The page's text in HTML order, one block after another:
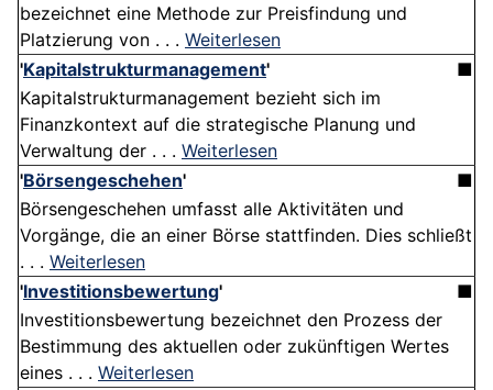
bezeichnet eine Methode zur Preisfindung und
Platzierung von . . . Weiterlesen
'Kapitalstrukturmanagement'
■
Kapitalstrukturmanagement bezieht sich im
Finanzkontext auf die strategische Planung und
Verwaltung der . . . Weiterlesen
'Börsengeschehen'
■
Börsengeschehen umfasst alle Aktivitäten und
Vorgänge, die an einer Börse stattfinden. Dies schließt
. . . Weiterlesen
'Investitionsbewertung'
■
Investitionsbewertung bezeichnet den Prozess der
Bestimmung des aktuellen oder zukünftigen Wertes
eines . . . Weiterlesen